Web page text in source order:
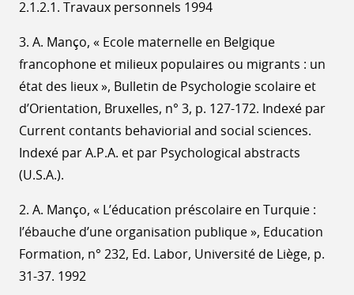
2.1.2.1. Travaux personnels 1994
3. A. Manço, « Ecole maternelle en Belgique
francophone et milieux populaires ou migrants : un
état des lieux », Bulletin de Psychologie scolaire et
d’Orientation, Bruxelles, n° 3, p. 127-172. Indexé par
Current contants behaviorial and social sciences.
Indexé par A.P.A. et par Psychological abstracts
(U.S.A.).
2. A. Manço, « L’éducation préscolaire en Turquie :
l’ébauche d’une organisation publique », Education
Formation, n° 232, Ed. Labor, Université de Liège, p.
31-37. 1992